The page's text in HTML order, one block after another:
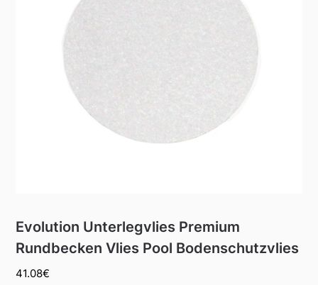
Evolution Unterlegvlies Premium
Rundbecken Vlies Pool Bodenschutzvlies
41.08€